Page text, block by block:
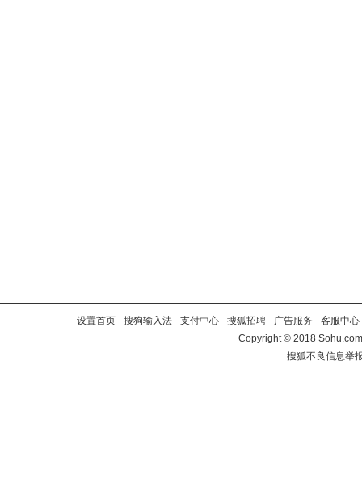
设置首页 - 搜狗输入法 - 支付中心 - 搜狐招聘 - 广告服务 - 客服中心
Copyright©2018
搜狐不良信息举